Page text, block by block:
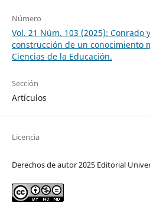
Número
Vol. 21 Núm. 103 (2025): Conrado
construcción de un conocimiento
Ciencias de la Educación.
Sección
Artículos
Licencia
Derechos de autor 2025 Editorial